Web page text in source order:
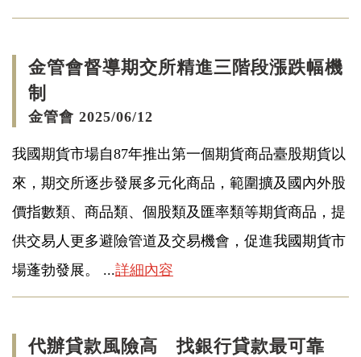
金管會督導期交所精進三階段漲跌幅機
制
金管會 2025/06/12
我國期貨市場自87年推出第一個期貨商品臺股期貨以
來，期交所逐步發展多元化商品，範圍擴及國內外股
價指數類、商品類、個股類及匯率類等期貨商品，提
供交易人更多避險管道及交易機會，促進我國期貨市
場蓬勃發展。 ...詳細內容
代辦貸款風險高 找銀行貸款最可靠